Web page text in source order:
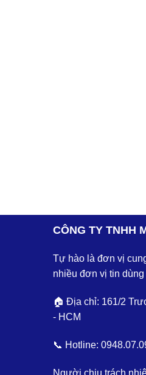
CÔNG TY TNHH
Tự hào là đơn vị
nhiều đơn vị tin
🏠 Địa chỉ: 161/2
- HCM
📞 Hotline:
Người chịu trách